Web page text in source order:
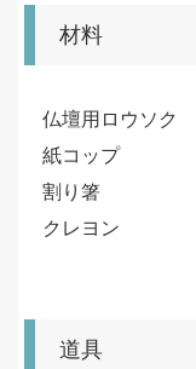
材料
仏壇用ロウソク
紙コップ
割り箸 2本 (
クレヨン
道具